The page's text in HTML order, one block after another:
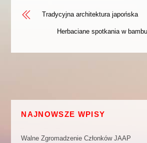
Tradycyjna architektura japońska
Herbaciane spotkania w
NAJNOWSZE WPISY
Walne Zgromadzenie Członków JAAP